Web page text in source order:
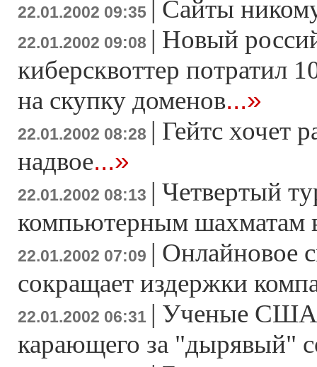
22.01.2002 09:35 | Сайты
22.01.2002 09:08 | Новый
киберсквоттер потратил
на скупку доменов...»
22.01.2002 08:28 | Гейтс хочет
надвое...»
22.01.2002 08:13 | Четвертый
компьютерным шахматам
22.01.2002 07:09 | Онлайновое
сокращает издержки
22.01.2002 06:31 | Ученые США
карающего за "дырявый"